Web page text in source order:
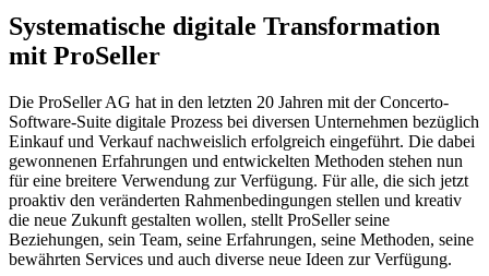
Systematische digitale Transformation
mit ProSeller
Die ProSeller AG hat in den letzten 20 Jahren mit der Concerto-
Software-Suite digitale Prozess bei diversen Unternehmen bezüglich
Einkauf und Verkauf nachweislich erfolgreich eingeführt. Die dabei
gewonnenen Erfahrungen und entwickelten Methoden stehen nun
für eine breitere Verwendung zur Verfügung. Für alle, die sich jetzt
proaktiv den veränderten Rahmenbedingungen stellen und kreativ
die neue Zukunft gestalten wollen, stellt ProSeller seine
Beziehungen, sein Team, seine Erfahrungen, seine Methoden, seine
bewährten Services und auch diverse neue Ideen zur Verfügung.